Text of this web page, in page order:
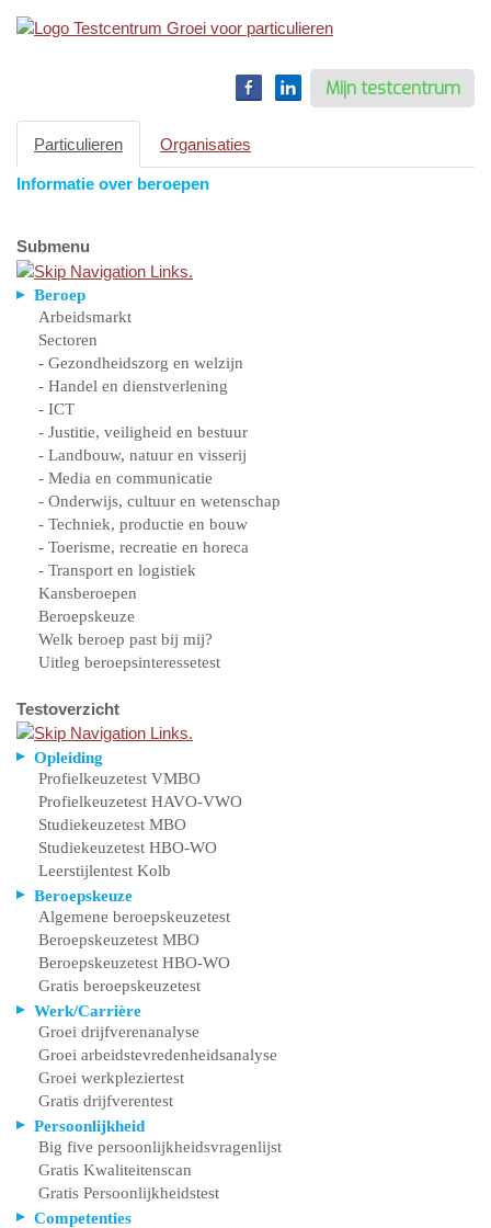
Mijn testcentrum
Particulieren Organisaties
Informatie over beroepen
Submenu
Beroep
Arbeidsmarkt
Sectoren
- Gezondheidszorg en welzijn
- Handel en dienstverlening
- ICT
- Justitie, veiligheid en bestuur
- Landbouw, natuur en visserij
- Media en communicatie
- Onderwijs, cultuur en wetenschap
- Techniek, productie en bouw
- Toerisme, recreatie en horeca
- Transport en logistiek
Kansberoepen
Beroepskeuze
Welk beroep past bij mij?
Uitleg beroepsinteressetest
Testoverzicht
Opleiding
Profielkeuzetest VMBO
Profielkeuzetest HAVO-VWO
Studiekeuzetest MBO
Studiekeuzetest HBO-WO
Leerstijlentest Kolb
Beroepskeuze
Algemene beroepskeuzetest
Beroepskeuzetest MBO
Beroepskeuzetest HBO-WO
Gratis beroepskeuzetest
Werk/Carrière
Groei drijfverenanalyse
Groei arbeidstevredenheidsanalyse
Groei werkpleziertest
Gratis drijfverentest
Persoonlijkheid
Big five persoonlijkheidsvragenlijst
Gratis Kwaliteitenscan
Gratis Persoonlijkheidstest
Competenties